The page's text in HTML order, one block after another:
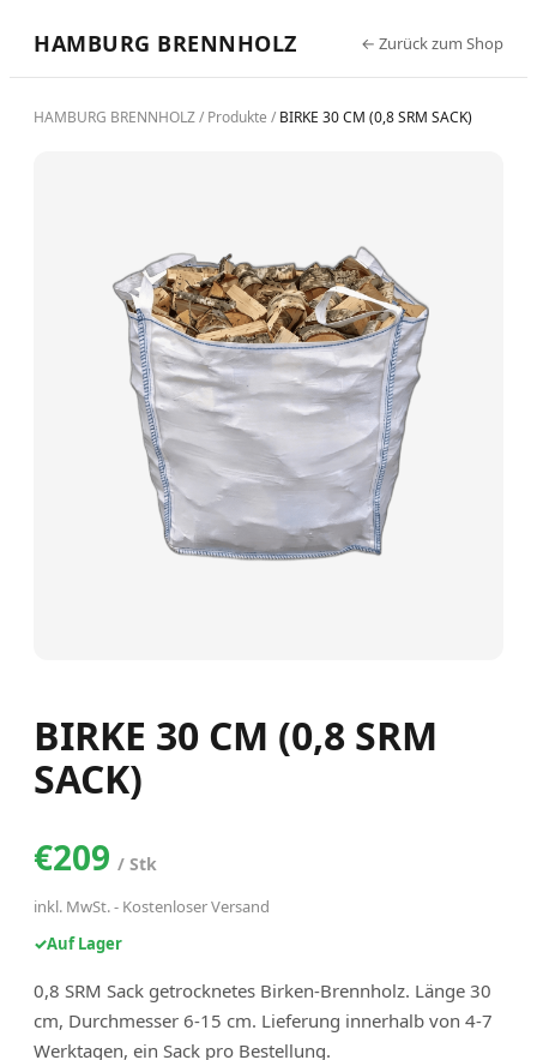
HAMBURG BRENNHOLZ ← Zurück zum Shop
HAMBURG BRENNHOLZ/ Produkte / BIRKE 30 CM (0,8 SRM SACK)
BIRKE 30 CM (0,8 SRM
SACK)
€209 / Stk
inkl. MwSt.- Kostenloser Versand
✓Auf Lager
0,8 SRM Sack getrocknetes Birken-Brennholz. Länge 30
cm, Durchmesser 6-15 cm. Lieferung innerhalb von 4-7
Werktagen, ein Sack pro Bestellung.